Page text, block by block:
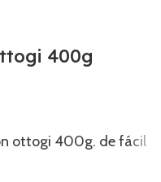
400g
ottogi 400g. de fácil